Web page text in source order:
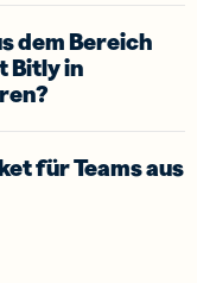
dem Bereich
Bitly in
für Teams aus